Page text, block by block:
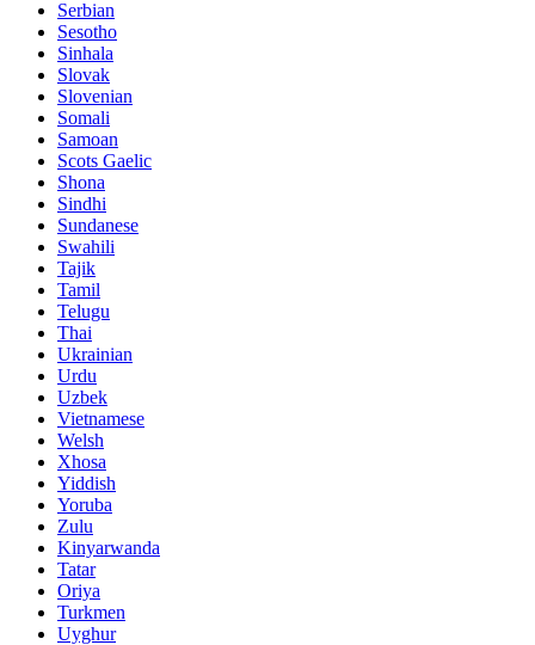
Serbian
Sesotho
Sinhala
Slovak
Slovenian
Somali
Samoan
Scots Gaelic
Shona
Sindhi
Sundanese
Swahili
Tajik
Tamil
Telugu
Thai
Ukrainian
Urdu
Uzbek
Vietnamese
Welsh
Xhosa
Yiddish
Yoruba
Zulu
Kinyarwanda
Tatar
Oriya
Turkmen
Uyghur